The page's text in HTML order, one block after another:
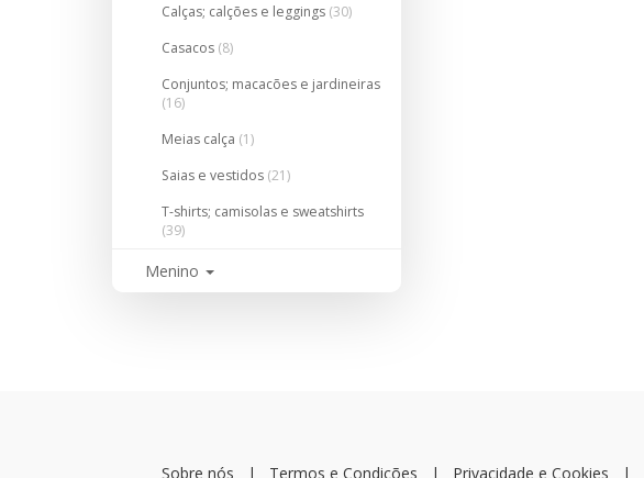
Calças; calções e leggings (30)
Casacos (8)
Conjuntos; macacões e jardineiras
(16)
Meias calça (1)
Saias e vestidos (21)
T-shirts; camisolas e sweatshirts
(39)
Menino
Sobre nós | Termos e Condições | Privacidade e Cookies |